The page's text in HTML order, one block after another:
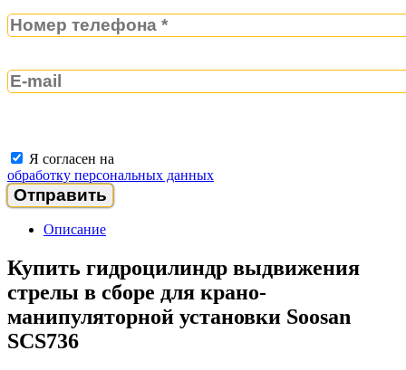
Я согласен на
обработку персональных данных
Описание
Купить гидроцилиндр выдвижения
стрелы в сборе для крано-
манипуляторной установки Soosan
SCS736